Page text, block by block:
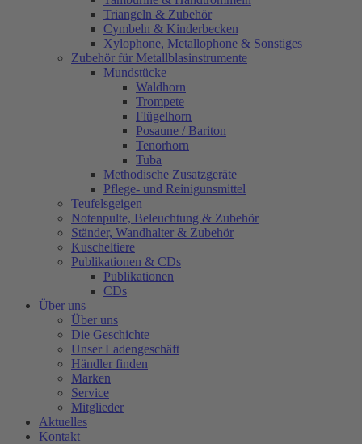
Triangeln & Zubehör
Cymbeln & Kinderbecken
Xylophone, Metallophone & Sonstiges
Zubehör für Metallblasinstrumente
Mundstücke
Waldhorn
Trompete
Flügelhorn
Posaune / Bariton
Tenorhorn
Tuba
Methodische Zusatzgeräte
Pflege- und Reinigunsmittel
Teufelsgeigen
Notenpulte, Beleuchtung & Zubehör
Ständer, Wandhalter & Zubehör
Kuscheltiere
Publikationen & CDs
Publikationen
CDs
Über uns
Über uns
Die Geschichte
Unser Ladengeschäft
Händler finden
Marken
Service
Mitglieder
Aktuelles
Kontakt